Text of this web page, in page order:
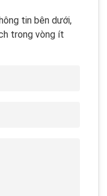
tin bên dưới,
trong vòng ít